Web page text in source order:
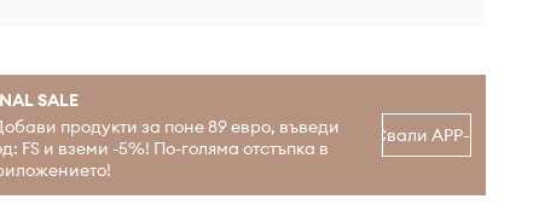
SALE
продукти за поне 89 евро, въведи
FS и вземи -5%! По-голяма отстъпка в
Свали APP-а